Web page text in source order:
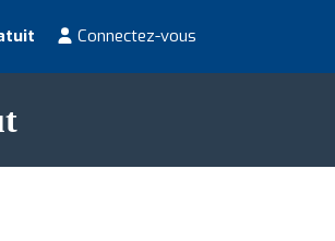
Connectez-vous